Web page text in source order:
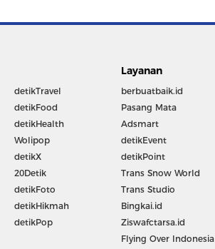
detikTravel
detikFood
detikHealth
Wolipop
detikX
20Detik
detikFoto
detikHikmah
detikPop
Layanan
berbuatbaik.id
Pasang Mata
Adsmart
detikEvent
detikPoint
Trans Snow World
Trans Studio
Bingkai.id
Ziswafctarsa.id
Flying Over Indonesia